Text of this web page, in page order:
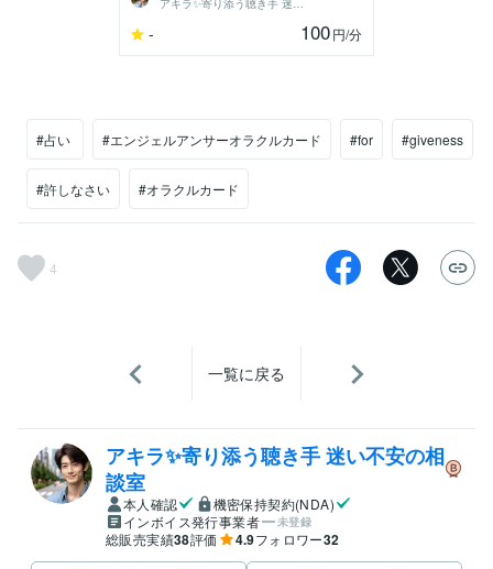
- 100円/分
#占い #エンジェルアンサーオラクルカード #for #giveness
#許しなさい #オラクルカード
4
一覧に戻る
アキラ✨寄り添う聴き手 迷い不安の相
談室
本人確認
機密保持契約(NDA)
インボイス発行事業者
未登録
総販売実績38評価 4.9フォロワー32